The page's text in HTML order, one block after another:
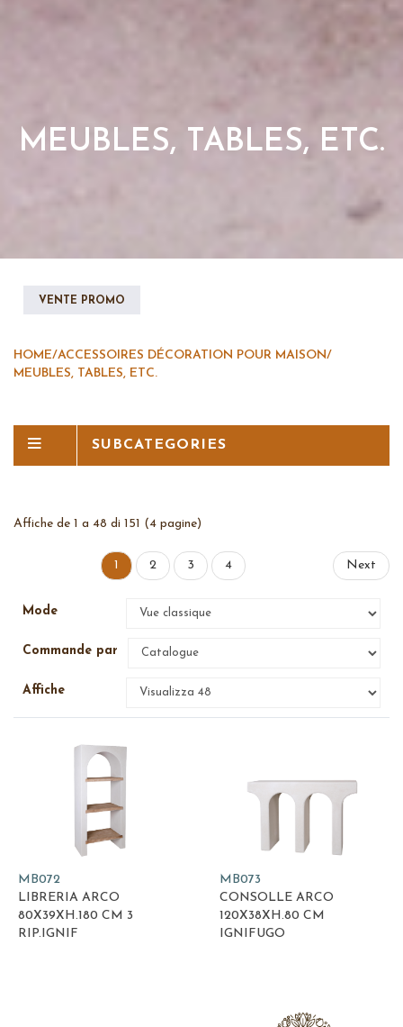
MEUBLES, TABLES, ETC.
VENTE PROMO
HOME/ACCESSOIRES DÉCORATION POUR MAISON/
MEUBLES, TABLES, ETC.
SUBCATEGORIES
Affiche de 1 a 48 di 151 (4 pagine)
1 2 3 4 Next
Mode
Commande par
Affiche
MB072
LIBRERIA ARCO
80X39XH.180 CM 3
RIP.IGNIF
MB073
CONSOLLE ARCO
120X38XH.80 CM
IGNIFUGO